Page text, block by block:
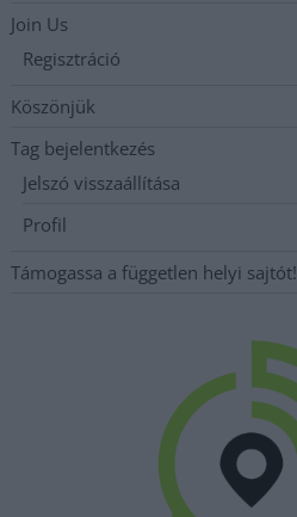
Join Us
Regisztráció
Köszönjük
Tag bejelentkezés
Jelszó visszaállítása
Profil
Támogassa a független helyi sajtót!